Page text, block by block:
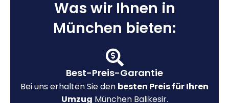
Was wir Ihnen in
München bieten:
Best-Preis-Garantie
Bei uns erhalten Sie den besten Preis für Ihren
Umzug München Balikesir.